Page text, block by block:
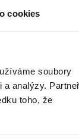
cookies
soubory
a analýzy.
toho, že
UniCredit
zdražuje
slevu do
Český